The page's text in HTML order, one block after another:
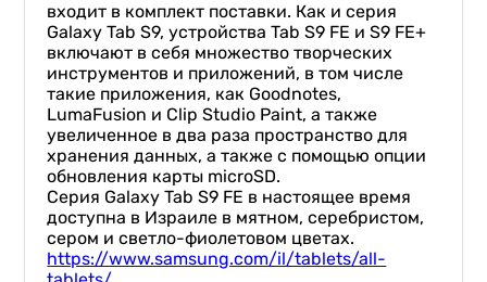
входит в комплект поставки. Как и серия
Galaxy Tab S9, устройства Tab S9 FE и S9 FE+
включают в себя множество творческих
инструментов и приложений, в том числе
такие приложения, как Goodnotes,
LumaFusion и Clip Studio Paint, а также
увеличенное в два раза пространство для
хранения данных, а также с помощью опции
обновления карты microSD.
Серия Galaxy Tab S9 FE в настоящее время
доступна в Израиле в мятном, серебристом,
сером и светло-фиолетовом цветах.
https://www.samsung.com/il/tablets/all-